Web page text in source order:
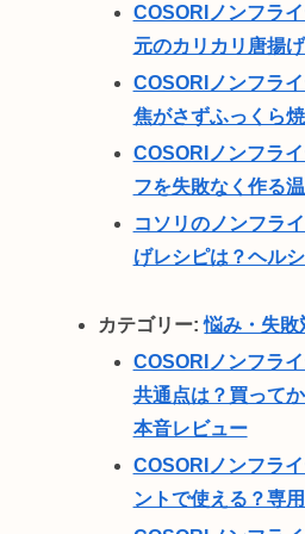
COSORIノンフラ
元のカリカリ唐揚
COSORIノンフラ
焦がさずふっくら
COSORIノンフラ
フを失敗なく作る
コソリのノンフラ
げレシピは？ヘル
カテゴリー:悩み・失敗
COSORIノンフラ
共通点は？買って
本音レビュー
COSORIノンフラ
ントで使える？専